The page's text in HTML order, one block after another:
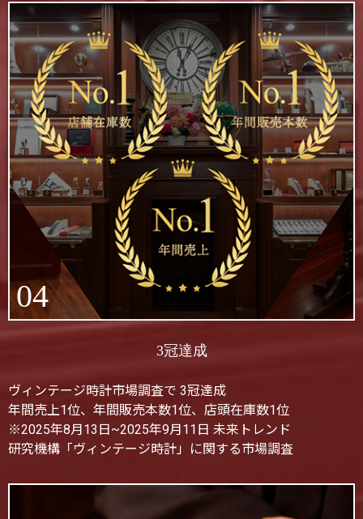
04
3冠達成
ヴィンテージ時計市場調査で 3冠達成
年間売上1位、年間販売本数1位、店頭在庫数1位
※2025年8月13日~2025年9月11日 未来トレンド
研究機構「ヴィンテージ時計」に関する市場調査